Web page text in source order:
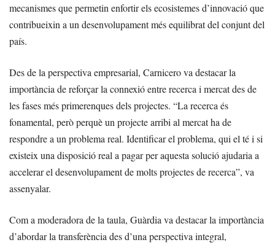
mecanismes que permetin enfortir els ecosistemes d’innovació que
contribueixin a un desenvolupament més equilibrat del conjunt del
país.
Des de la perspectiva empresarial, Carnicero va destacar la
importància de reforçar la connexió entre recerca i mercat des de
les fases més primerenques dels projectes. “La recerca és
fonamental, però perquè un projecte arribi al mercat ha de
respondre a un problema real. Identificar el problema, qui el té i si
existeix una disposició real a pagar per aquesta solució ajudaria a
accelerar el desenvolupament de molts projectes de recerca”, va
assenyalar.
Com a moderadora de la taula, Guàrdia va destacar la importància
d’abordar la transferència des d’una perspectiva integral,